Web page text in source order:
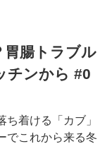
胃腸トラブル
チンから #0
着ける「カブ」
でこれから来る冬